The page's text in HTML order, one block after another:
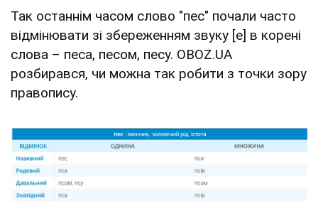
Так останнім часом слово "пес" почали часто
відмінювати зі збереженням звуку [е] в корені
слова – песа, песом, песу. OBOZ.UA
розбирався, чи можна так робити з точки зору
правопису.